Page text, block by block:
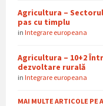
Agricultura –
pas cu timplu
in Integrare europeana
Agricultura – 10+2
dezvoltare rurală
in Integrare europeana
MAI MULTE ARTICOLE PE